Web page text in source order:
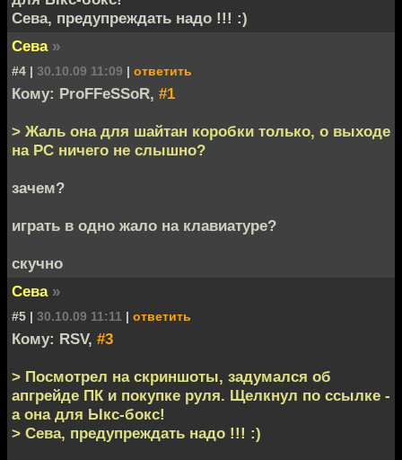
Сева, предупреждать надо !!! :)
Сева »
#4 | 30.10.09 11:09 | ответить
Кому: ProFFeSSoR, #1
> Жаль она для шайтан коробки только, о выходе
на PC ничего не слышно?
зачем?
играть в одно жало на клавиатуре?
скучно
Сева »
#5 | 30.10.09 11:11 | ответить
Кому: RSV, #3
> Посмотрел на скриншоты, задумался об
апгрейде ПК и покупке руля. Щелкнул по ссылке -
а она для Ыкс-бокс!
> Сева, предупреждать надо !!! :)